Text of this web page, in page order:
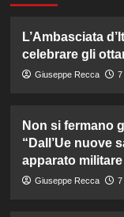
L’Ambasciata
celebrare gli
Giuseppe Recca 7
Non si fermano
“Dall’Ue nuove
apparato
Giuseppe Recca 7